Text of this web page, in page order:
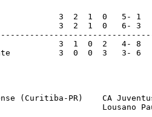
3  2  1  0   5- 1
3  2  1  0   6- 3
3  1  0  2   4- 8
3  0  0  3   3- 6
(Curitiba-PR)    CA
Lousano